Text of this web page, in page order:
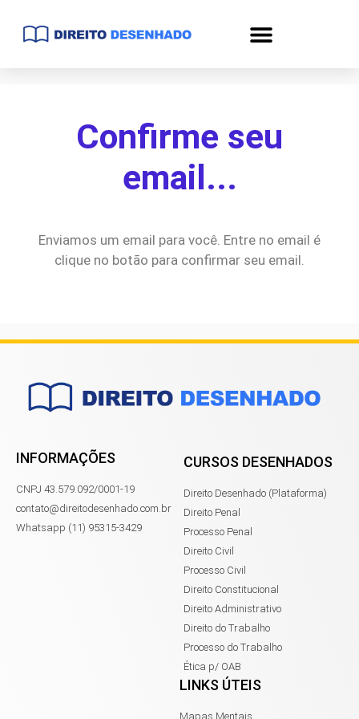
Confirme seu
email...
Enviamos um email para você. Entre no email é
clique no botão para confirmar seu email.
INFORMAÇÕES
CNPJ 43.579.092/0001-19
contato@direitodesenhado.com.br
Whatsapp (11) 95315-3429
CURSOS DESENHADOS
Direito Desenhado (Plataforma)
Direito Penal
Processo Penal
Direito Civil
Processo Civil
Direito Constitucional
Direito Administrativo
Direito do Trabalho
Processo do Trabalho
Ética p/ OAB
LINKS ÚTEIS
Mapas Mentais